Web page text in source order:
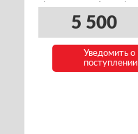
(уши сверху/снизу)
5 500
Уведомить о
поступлении